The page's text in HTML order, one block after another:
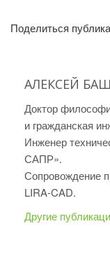
Поделиться
АЛЕКСЕЙ
Доктор
и гражданская
Инженер
САПР».
Сопровождение
LIRA-CAD.
Другие